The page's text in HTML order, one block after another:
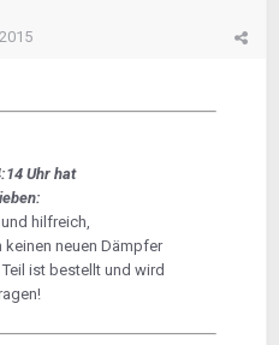
Uhr hat
hilfreich,
neuen Dämpfer
ist bestellt und wird